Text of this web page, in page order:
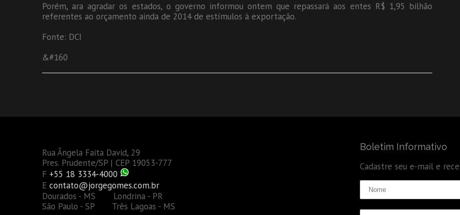
Porém, ara agradar os estados, o governo informou ontem que repassará aos entes R$ 1,95 bilhão
referentes ao orçamento ainda de 2014 de estímulos à exportação.
Fonte: DCI
&#160
Rua Ângela Faita David, 29
Pres. Prudente/SP | CEP 19053-777
F +55 18 3334-4000
E contato@jorgegomes.com.br
Dourados - MS Londrina - PR
São Paulo - SP Três Lagoas - MS
Boletim Informativo
Cadastre seu e-mail e